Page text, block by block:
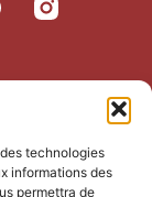
technologies
informations des
permettra de